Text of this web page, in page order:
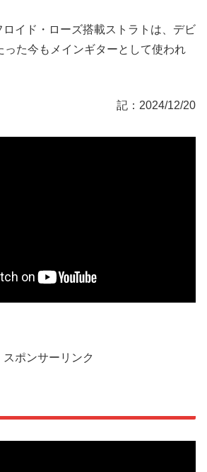
ロイド・ローズ搭載ストラトは、デビ
った今もメインギターとして使われ
記：2024/12/20
スポンサーリンク